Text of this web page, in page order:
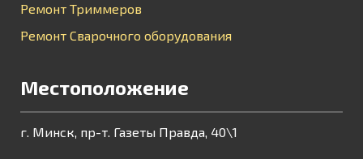
Ремонт Триммеров
Ремонт Сварочного оборудования
Местоположение
г. Минск, пр-т. Газеты Правда, 40\1